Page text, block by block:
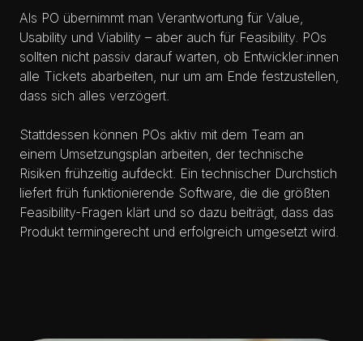
Als PO übernimmt man Verantwortung für Value,
Usability und Viability – aber auch für Feasibility. POs
sollten nicht passiv darauf warten, ob Entwickler:innen
alle Tickets abarbeiten, nur um am Ende festzustellen,
dass sich alles verzögert.
Stattdessen können POs aktiv mit dem Team an
einem Umsetzungsplan arbeiten, der technische
Risiken frühzeitig aufdeckt. Ein technischer Durchstich
liefert früh funktionierende Software, die die größten
Feasibility-Fragen klärt und so dazu beiträgt, dass das
Produkt termingerecht und erfolgreich umgesetzt wird.